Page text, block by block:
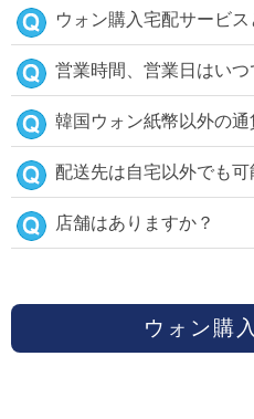
ウォン購入宅配サービス
営業時間、営業日はいつ
韓国ウォン紙幣以外の通
配送先は自宅以外でも可
店舗はありますか？
ウォン購